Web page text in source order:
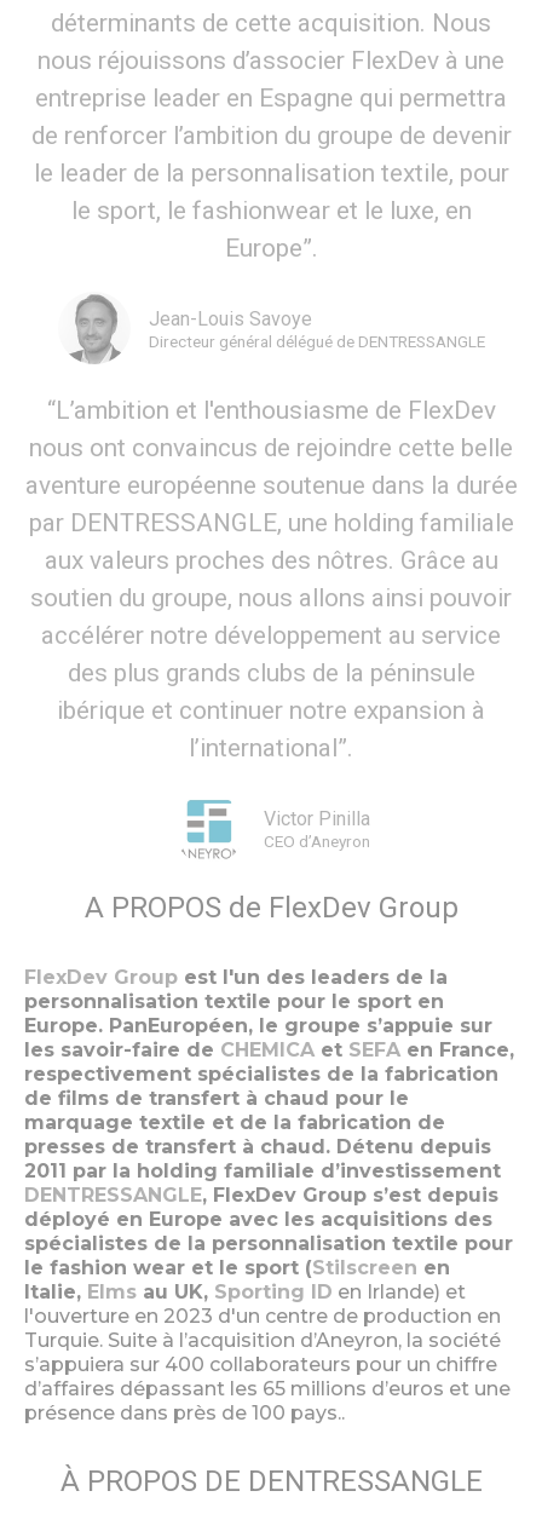
déterminants de cette acquisition. Nous
nous réjouissons d’associer FlexDev à une
entreprise leader en Espagne qui permettra
de renforcer l’ambition du groupe de devenir
le leader de la personnalisation textile, pour
le sport, le fashionwear et le luxe, en
Europe”.
Jean-Louis Savoye
Directeur général délégué de DENTRESSANGLE
“L’ambition et l'enthousiasme de FlexDev
nous ont convaincus de rejoindre cette belle
aventure européenne soutenue dans la durée
par DENTRESSANGLE, une holding familiale
aux valeurs proches des nôtres. Grâce au
soutien du groupe, nous allons ainsi pouvoir
accélérer notre développement au service
des plus grands clubs de la péninsule
ibérique et continuer notre expansion à
l’international”.
Victor Pinilla
CEO d’Aneyron
A PROPOS de FlexDev Group
FlexDev Group est l'un des leaders de la
personnalisation textile pour le sport en
Europe. PanEuropéen, le groupe s’appuie sur
les savoir-faire de CHEMICA et SEFA en France,
respectivement spécialistes de la fabrication
de films de transfert à chaud pour le
marquage textile et de la fabrication de
presses de transfert à chaud. Détenu depuis
2011 par la holding familiale d’investissement
DENTRESSANGLE, FlexDev Group s’est depuis
déployé en Europe avec les acquisitions des
spécialistes de la personnalisation textile pour
le fashion wear et le sport (Stilscreen en
Italie, Elms au UK, Sporting ID en Irlande) et
l'ouverture en 2023 d'un centre de production en
Turquie. Suite à l’acquisition d’Aneyron, la société
s’appuiera sur 400 collaborateurs pour un chiffre
d’affaires dépassant les 65 millions d’euros et une
présence dans près de 100 pays..
À PROPOS DE DENTRESSANGLE